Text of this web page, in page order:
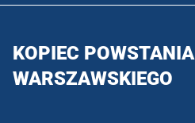
KOPIEC POWSTANIA
WARSZAWSKIEGO